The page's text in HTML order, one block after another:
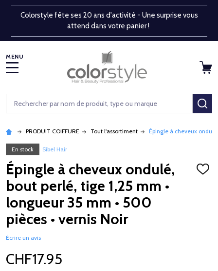
Colorstyle fête ses 20 ans d'activité - Une surprise vous
attend dans votre panier !
Rechercher
PRODUIT COIFFURE Tout l'assortiment Épingle à cheveux
En stock Sibel Hair
Épingle à cheveux ondulé,
bout perlé, tige 1,25 mm •
longueur 35 mm • 500
pièces • vernis Noir
Écrire un avis
CHF17.95